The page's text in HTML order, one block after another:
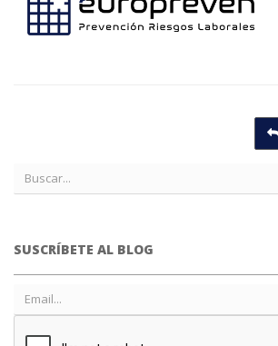
SUSCRÍBETE AL BLOG